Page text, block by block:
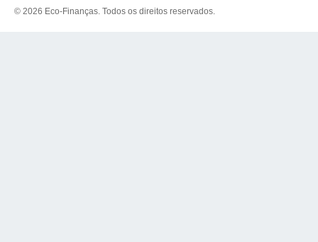
© 2026 Eco-Finanças. Todos os direitos reservados.